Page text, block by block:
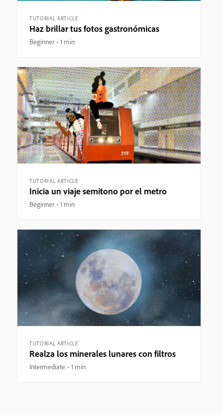
TUTORIAL ARTICLE
Haz brillar tus fotos gastronómicas
Beginner 1 min
TUTORIAL ARTICLE
Inicia un viaje semitono por el metro
Beginner 1 min
TUTORIAL ARTICLE
Realza los minerales lunares con filtros
Intermediate 1 min